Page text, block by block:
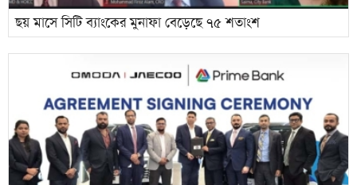
ছয় মাসে সিটি ব্যাংকের মুনাফা বেড়েছে ৭৫ শতাংশ